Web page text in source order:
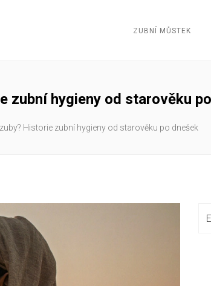
ZUBNÍ MŮSTEK
zubní hygieny od starověku
Historie zubní hygieny od starověku po dnešek